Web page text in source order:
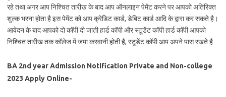
रहे तथा अगर आप निश्चित तारीख के बाद आप ऑनलाइन पेमेंट करने पर आपको अतिरिक्त
शुल्क भरना होता है इस पेमेंट को आप क्रेडिट कार्ड, डेबिट कार्ड आदि के द्वारा कर सकते है।
आवेदन के बाद आपको दो कॉपी दी जाती हार्ड कॉपी और स्टूडेंट कॉपी हार्ड कॉपी आपको
निश्चित तारीख तक कॉलेज में जमा करवानी होती है, स्टूडेंट कॉपी आप अपने पास रखते है
BA 2nd year Admission Notification Private and Non-college
2023 Apply Online-